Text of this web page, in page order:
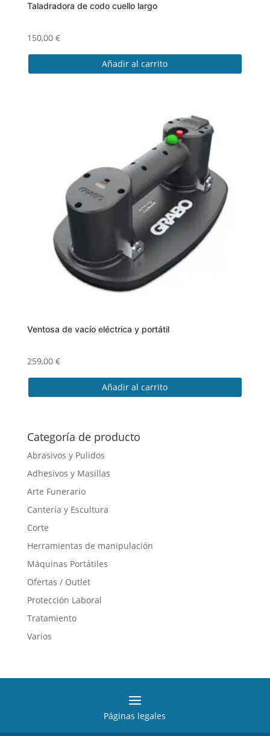
Taladradora de codo cuello largo
150,00 €
Añadir al carrito
Ventosa de vacío eléctrica y portátil
259,00 €
Añadir al carrito
Categoría de producto
Abrasivos y Pulidos
Adhesivos y Masillas
Arte Funerario
Cantería y Escultura
Corte
Herramientas de manipulación
Máquinas Portátiles
Ofertas / Outlet
Protección Laboral
Tratamiento
Varios
Páginas legales